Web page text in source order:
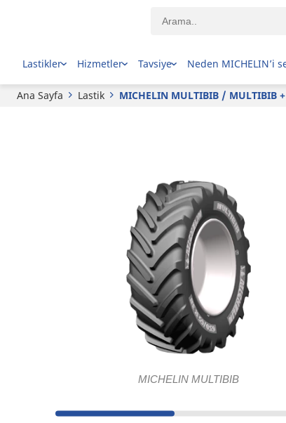
Lastikler Hizmetler Tavsiye Neden MICHELIN’i
Ana Sayfa Lastik MICHELIN MULTIBIB / MULTIBIB
MICHELIN MULTIBIB
MICHELIN MULTIBIB / MULTIBIB + / XM108